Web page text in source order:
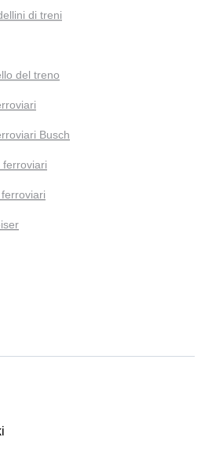
di treni
del treno
Busch
ferroviari